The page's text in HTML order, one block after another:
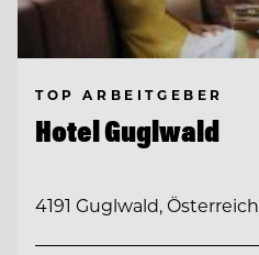
TOP ARBEITGEBER
Hotel Guglwald
4191 Guglwald, Österreich